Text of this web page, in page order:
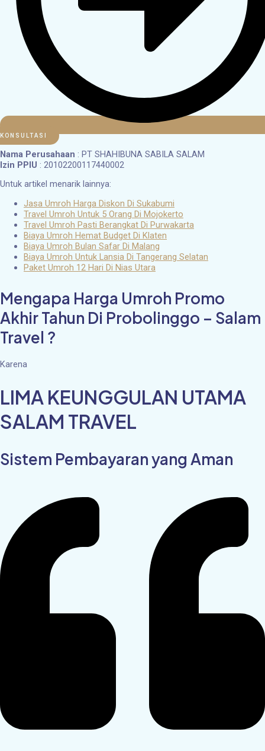
KONSULTASI
Nama Perusahaan : PT SHAHIBUNA SABILA SALAM
Izin PPIU : 20102200117440002
Untuk artikel menarik lainnya:
Jasa Umroh Harga Diskon Di Sukabumi
Travel Umroh Untuk 5 Orang Di Mojokerto
Travel Umroh Pasti Berangkat Di Purwakarta
Biaya Umroh Hemat Budget Di Klaten
Biaya Umroh Bulan Safar Di Malang
Biaya Umroh Untuk Lansia Di Tangerang Selatan
Paket Umroh 12 Hari Di Nias Utara
Mengapa Harga Umroh Promo
Akhir Tahun Di Probolinggo – Salam
Travel ?
Karena
LIMA KEUNGGULAN UTAMA
SALAM TRAVEL
Sistem Pembayaran yang Aman